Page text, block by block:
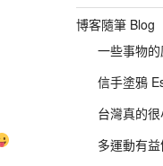
博客隨筆 Blog
一些事物
信手塗鴉
台灣真的
多運動有